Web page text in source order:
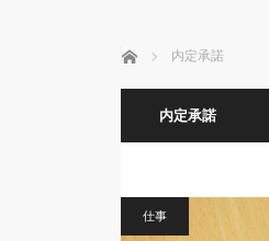
ホーム 内定承諾
内定承諾
仕事